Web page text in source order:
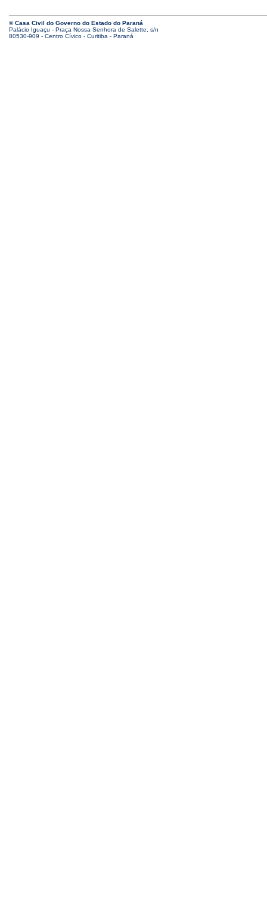
© Casa Civil do Governo do Estado do Paraná
Palácio Iguaçu - Praça Nossa Senhora de Salette, s/n
80530-909 - Centro Cívico - Curitiba - Paraná